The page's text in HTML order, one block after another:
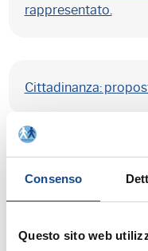
Consenso
Questo sito web
rappresentato.
Cittadinanza:
Turno elettorale